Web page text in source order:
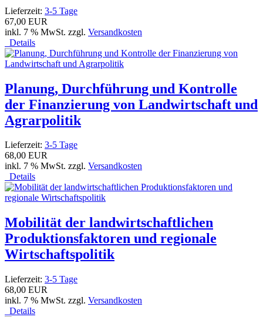
Lieferzeit: 3-5 Tage
67,00 EUR
inkl. 7 % MwSt. zzgl. Versandkosten
Details
Planung, Durchführung und Kontrolle
der Finanzierung von Landwirtschaft und
Agrarpolitik
Lieferzeit: 3-5 Tage
68,00 EUR
inkl. 7 % MwSt. zzgl. Versandkosten
Details
Mobilität der landwirtschaftlichen
Produktionsfaktoren und regionale
Wirtschaftspolitik
Lieferzeit: 3-5 Tage
68,00 EUR
inkl. 7 % MwSt. zzgl. Versandkosten
Details